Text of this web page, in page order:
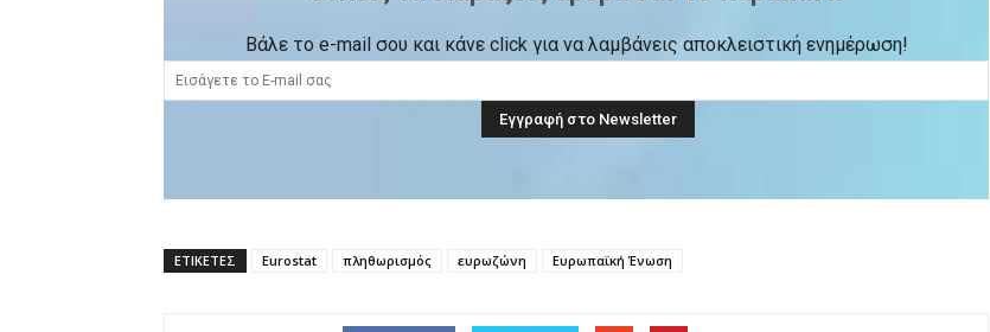
Βάλε το e-mail σου και κάνε click για να λαμβάνεις αποκλειστική ενημέρωση!
ΕΤΙΚΕΤΕΣ Eurostat πληθωρισμός ευρωζώνη Ευρωπαϊκή Ένωση